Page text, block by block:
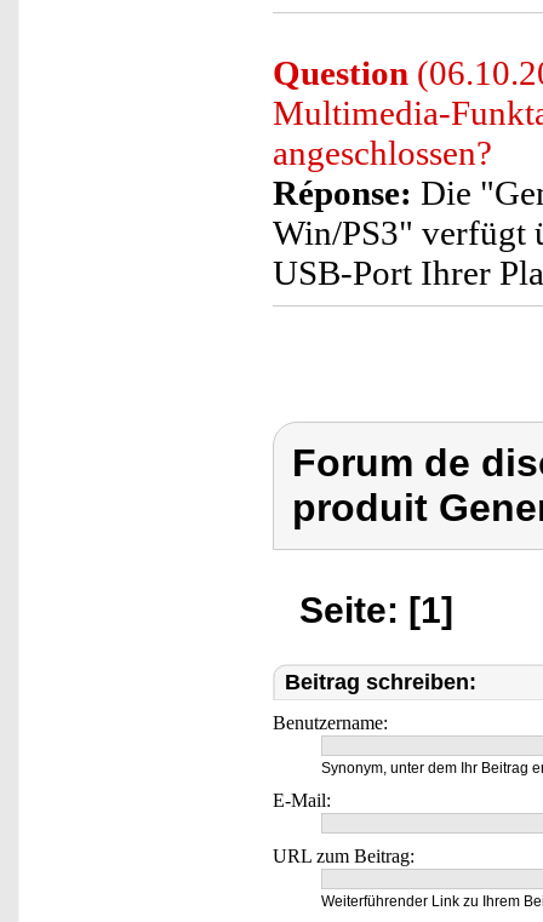
Question
Multimedia-
angeschlossen?
Réponse: Die
Win/PS3" verfügt
USB-Port Ihrer
Forum de
produit
Seite: [1]
Beitrag schreiben:
Benutzername:
Synonym, unter dem Ihr Beitrag
E-Mail:
URL zum Beitrag:
Weiterführender Link zu Ihrem